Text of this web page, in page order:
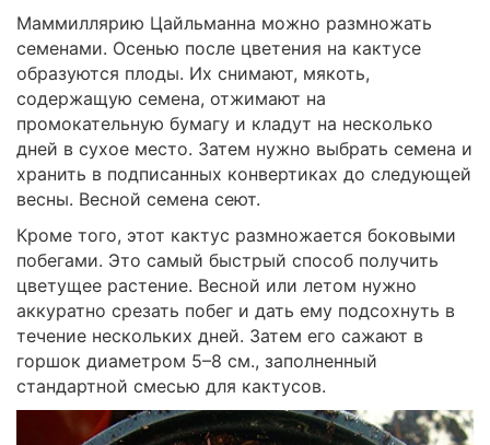
Маммиллярию Цайльманна можно размножать
семенами. Осенью после цветения на кактусе
образуются плоды. Их снимают, мякоть,
содержащую семена, отжимают на
промокательную бумагу и кладут на несколько
дней в сухое место. Затем нужно выбрать семена и
хранить в подписанных конвертиках до следующей
весны. Весной семена сеют.
Кроме того, этот кактус размножается боковыми
побегами. Это самый быстрый способ получить
цветущее растение. Весной или летом нужно
аккуратно срезать побег и дать ему подсохнуть в
течение нескольких дней. Затем его сажают в
горшок диаметром 5–8 см., заполненный
стандартной смесью для кактусов.